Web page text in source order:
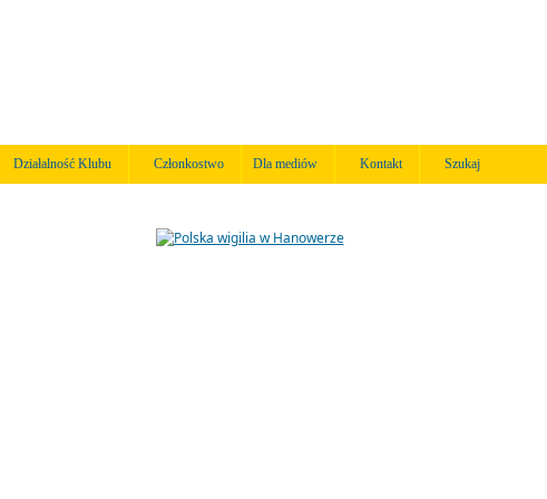
Działalność Klubu Członkostwo Dla mediów Kontakt Szukaj